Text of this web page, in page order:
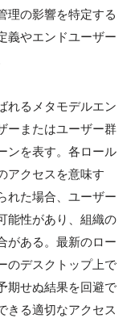
理の影響を特定する
義やエンドユーザー
れるメタモデルエン
ーまたはユーザー群
ンを表す。各ロール
アクセスを意味す
れた場合、ユーザー
能性があり、組織の
がある。最新のロー
のデスクトップ上で
期せぬ結果を回避で
きる適切なアクセス